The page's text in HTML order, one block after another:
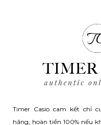
Timer Casio cam kết chỉ
hãng, hoàn tiền 100% nếu